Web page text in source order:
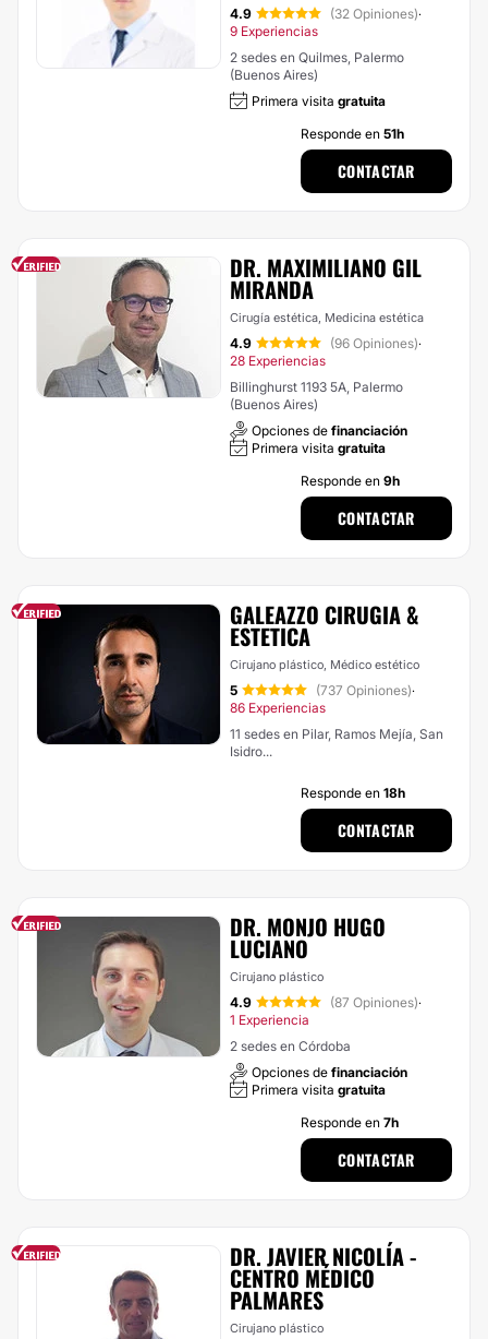
4.9 (32 Opiniones)·
9 Experiencias
2 sedes en Quilmes, Palermo
(Buenos Aires)
Primera visita gratuita
Responde en 51h
CONTACTAR
DR. MAXIMILIANO GIL
MIRANDA
Cirugía estética, Medicina estética
4.9 (96 Opiniones)·
28 Experiencias
Billinghurst 1193 5A, Palermo
(Buenos Aires)
Opciones de financiación
Primera visita gratuita
Responde en 9h
CONTACTAR
GALEAZZO CIRUGIA &
ESTETICA
Cirujano plástico, Médico estético
5 (737 Opiniones)·
86 Experiencias
11 sedes en Pilar, Ramos Mejía, San
Isidro...
Responde en 18h
CONTACTAR
DR. MONJO HUGO
LUCIANO
Cirujano plástico
4.9 (87 Opiniones)·
1 Experiencia
2 sedes en Córdoba
Opciones de financiación
Primera visita gratuita
Responde en 7h
CONTACTAR
DR. JAVIER NICOLÍA -
CENTRO MÉDICO
PALMARES
Cirujano plástico